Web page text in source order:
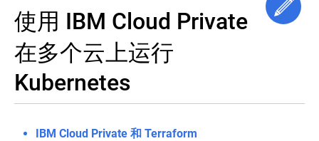
simple
Kubernetes
cluster that
runs "Hello
World" for
Kubernetes。
你甚至可以
帮助贡献文
档！
以及获取最
新的技术。
差
Kubernetes
发
说
明
和
本
使
用
创
建
一
使用 IBM Cloud Private
在多个云上运行
Kubernetes
IBM Cloud Private 和 Terraform